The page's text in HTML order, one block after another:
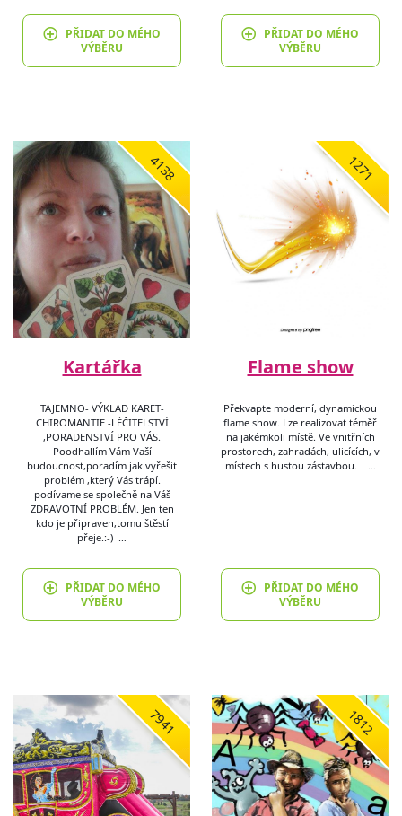
PŘIDAT DO MÉHO
VÝBĚRU
PŘIDAT DO MÉHO
VÝBĚRU
4138
Kartářka
TAJEMNO- VÝKLAD KARET-
CHIROMANTIE -LÉČITELSTVÍ
,PORADENSTVÍ PRO VÁS.
Poodhallím Vám Vaší
budoucnost,poradím jak vyřešit
problém ,který Vás trápí.
podívame se společně na Váš
ZDRAVOTNÍ PROBLÉM. Jen ten
kdo je připraven,tomu štěstí
přeje.:-) …
PŘIDAT DO MÉHO
VÝBĚRU
1271
Flame show
Překvapte moderní, dynamickou
flame show. Lze realizovat téměř
na jakémkoli místě. Ve vnitřních
prostorech, zahradách, ulicících, v
místech s hustou zástavbou. …
PŘIDAT DO MÉHO
VÝBĚRU
7941 1812